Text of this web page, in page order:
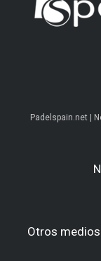
Padelspain.net |
Otros